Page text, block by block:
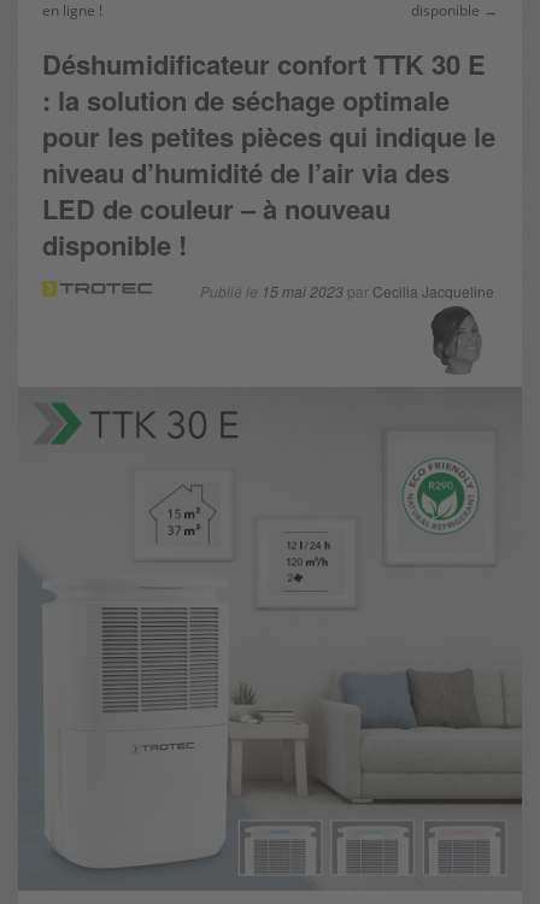
en ligne !
disponible →
Déshumidificateur confort TTK 30 E
: la solution de séchage optimale
pour les petites pièces qui indique le
niveau d’humidité de l’air via des
LED de couleur – à nouveau
disponible !
Publié le 15 mai 2023 par Cecilia Jacqueline